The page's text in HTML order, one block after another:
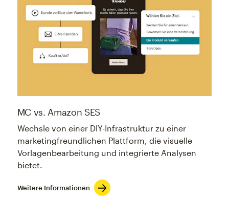
MC vs. Amazon SES
Wechsle von einer DIY-Infrastruktur zu einer
marketingfreundlichen Plattform, die visuelle
Vorlagenbearbeitung und integrierte Analysen
bietet.
Weitere Informationen